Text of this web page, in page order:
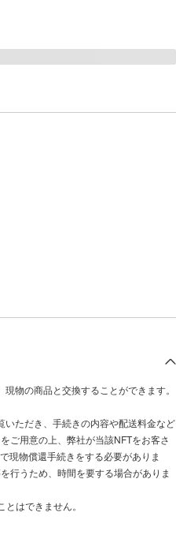
物の商品と交換することができます。
いただき、手続きの内容や配送料金など
ご用意の上、弊社が当該NFTをお客さ
現物償還手続きをする必要がありま
行うため、時間を要する場合がありま
はできません。